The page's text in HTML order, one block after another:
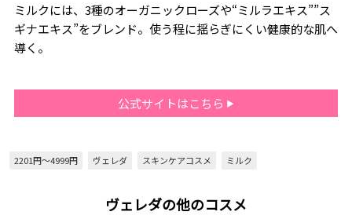
ミルクには、3種のオーガニックローズや“ミルラエキス””ス
ギナエキス”をブレンド。使う程に揺らぎにくい健康的な肌へ
導く。
公式サイトはこちら
2201円～4999円 ヴェレダ スキンケアコスメ ミルク
ヴェレダの他のコスメ